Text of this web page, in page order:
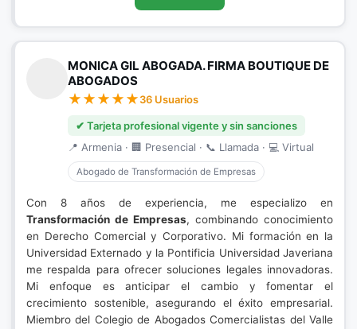
MONICA GIL ABOGADA. FIRMA BOUTIQUE DE
ABOGADOS
36 Usuarios
✔ Tarjeta profesional vigente y sin sanciones
📍 Armenia · 🏢 Presencial · 📞 Llamada · 💻 Virtual
Abogado de Transformación de Empresas
Con 8 años de experiencia, me especializo en
Transformación de Empresas, combinando conocimiento
en Derecho Comercial y Corporativo. Mi formación en la
Universidad Externado y la Pontificia Universidad Javeriana
me respalda para ofrecer soluciones legales innovadoras.
Mi enfoque es anticipar el cambio y fomentar el
crecimiento sostenible, asegurando el éxito empresarial.
Miembro del Colegio de Abogados Comercialistas del Valle